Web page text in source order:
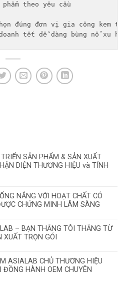
theo yêu cầu
đúng đơn vị gia công kem
tết dễ dàng bùng nổ xu
SẢN PHẨM & SẢN XUẤT
DIỆN THƯƠNG HIỆU và TÍNH
NẮNG VỚI HOẠT CHẤT CÓ
CHỨNG MINH LÂM SÀNG
– BẠN THẮNG TÔI THẮNG TỪ
TRỌN GÓI
ASIALAB CHỦ THƯƠNG HIỆU
ĐỒNG HÀNH OEM CHUYÊN